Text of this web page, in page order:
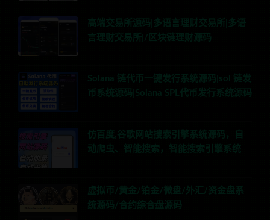
高端交易所源码|多语言理财交易所|多语
言理财交易所|/区块链理财源码
Solana 链代币一键发行系统源码|sol 链发
币系统源码|Solana SPL代币发行系统源码
仿百度,谷歌网站搜索引擎系统源码，自
动爬虫、智能搜索，智能搜索引擎系统
虚拟币/黄金/铂金/微盘/外汇/资金盘系
统源码/合约综合盘源码